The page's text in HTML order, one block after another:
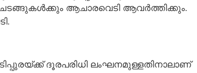
ആചാരവെടി​ ആവർത്തി​ക്കും.
ദൂരപരി​ധി ലംഘനമുള്ളതി​നാലാണ്